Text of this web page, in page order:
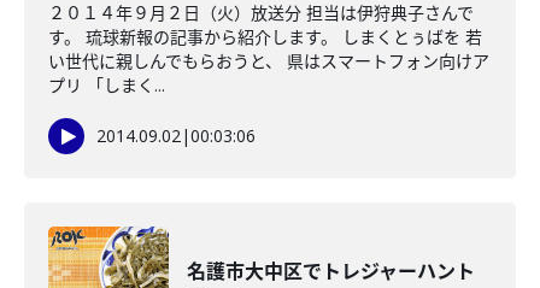
２０１４年９月２日（火）放送分 担当は伊狩典子さんで
す。 琉球新報の記事から紹介します。 しまくとぅばを 若
い世代に親しんでもらおうと、 県はスマートフォン向けア
プリ 「しまく...
2014.09.02|00:03:06
名護市大中区でトレジャーハント